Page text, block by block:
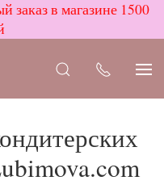
заказ в магазине 1500